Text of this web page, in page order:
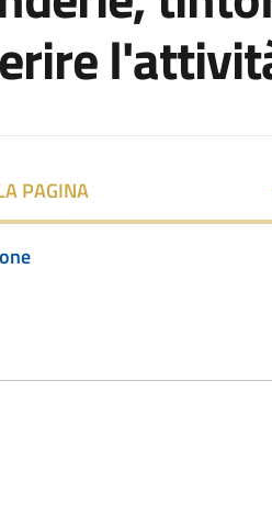
PAGINA